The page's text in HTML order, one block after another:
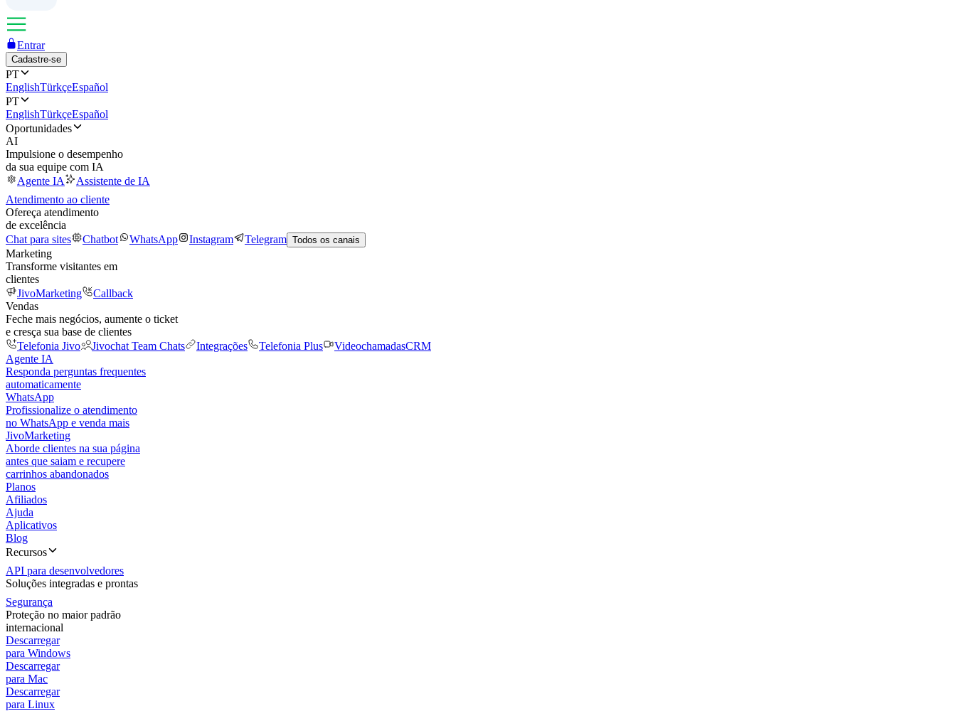
Entrar
Cadastre-se
PT
EnglishTürkçeEspañol
PT
EnglishTürkçeEspañol
Oportunidades
AI
Impulsione o desempenho
da sua equipe com IA
Agente IA
Assistente de IA
Atendimento ao cliente
Ofereça atendimento
de excelência
Chat para sites
Chatbot WhatsApp Instagram Telegram Todos os canais
Marketing
Transforme visitantes em
clientes
JivoMarketing
Callback
Vendas
Feche mais negócios, aumente o ticket
e cresça sua base de clientes
Telefonia Jivo
Jivochat Team Chats Integrações Telefonia Plus VideochamadasCRM
Agente IA
Responda perguntas frequentes
automaticamente
WhatsApp
Profissionalize o atendimento
no WhatsApp e venda mais
JivoMarketing
Aborde clientes na sua página
antes que saiam e recupere
carrinhos abandonados
Planos
Afiliados
Ajuda
Aplicativos
Blog
Recursos
API para desenvolvedores
Soluções integradas e prontas
Segurança
Proteção no maior padrão
internacional
Descarregar
para Windows
Descarregar
para Mac
Descarregar
para Linux